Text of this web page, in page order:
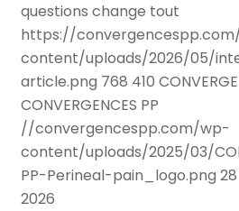
questions change tout
https://
content/uploads/2026/05/
article.png 768 410
CONVERGENCES PP
//convergencespp.com/wp-
content/uploads/2025/03/
PP-Perineal-pain_logo.png
2026